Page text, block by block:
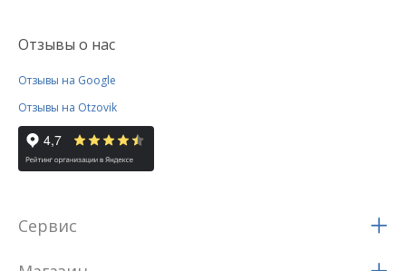
Отзывы о нас
Отзывы на Google
Отзывы на Otzovik
Сервис